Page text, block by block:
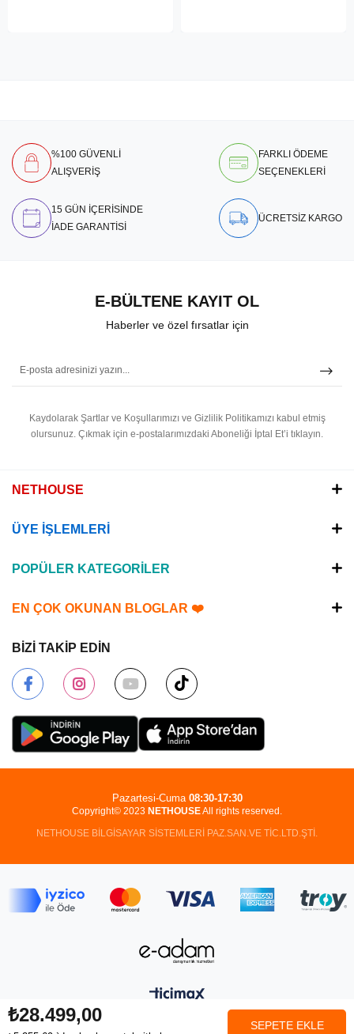
₺28.499,00
%100 GÜVENLİ
ALIŞVERİŞ
FARKLI ÖDEME
SEÇENEKLERİ
15 GÜN İÇERİSİNDE
İADE GARANTİSİ
ÜCRETSİZ KARGO
E-BÜLTENE KAYIT OL
Haberler ve özel fırsatlar için
Kaydolarak Şartlar ve Koşullarımızı ve Gizlilik Politikamızı kabul etmiş
olursunuz. Çıkmak için e-postalarımızdaki Aboneliği İptal Et’i tıklayın.
NETHOUSE
ÜYE İŞLEMLERİ
POPÜLER KATEGORİLER
EN ÇOK OKUNAN BLOGLAR ❤️
BİZİ TAKİP EDİN
Copyright© 2023 NETHOUSEAll rights reserved.
NETHOUSE BİLGİSAYAR SİSTEMLERİ PAZ.SAN.VE TİC.LTD.ŞTİ.
Pazartesi-Cuma 08:30-17:30